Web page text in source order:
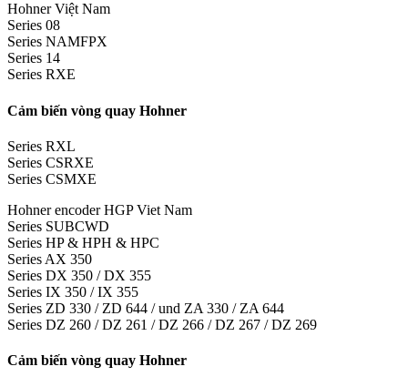
Hohner Việt Nam
Series 08
Series NAMFPX
Series 14
Series RXE
Cảm biến vòng quay Hohner
Series RXL
Series CSRXE
Series CSMXE
Hohner encoder HGP Viet Nam
Series SUBCWD
Series HP & HPH & HPC
Series AX 350
Series DX 350 / DX 355
Series IX 350 / IX 355
Series ZD 330 / ZD 644 / und ZA 330 / ZA 644
Series DZ 260 / DZ 261 / DZ 266 / DZ 267 / DZ 269
Cảm biến vòng quay Hohner